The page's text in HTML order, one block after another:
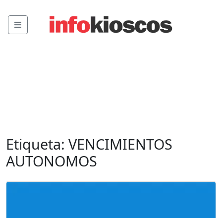
Menu
Etiqueta: VENCIMIENTOS
AUTONOMOS